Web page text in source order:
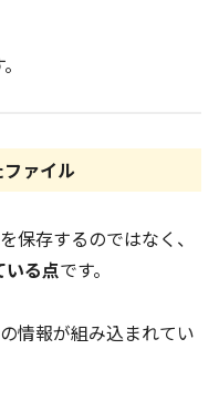
ァイル
保存するのではなく、
いる点です。
情報が組み込まれてい